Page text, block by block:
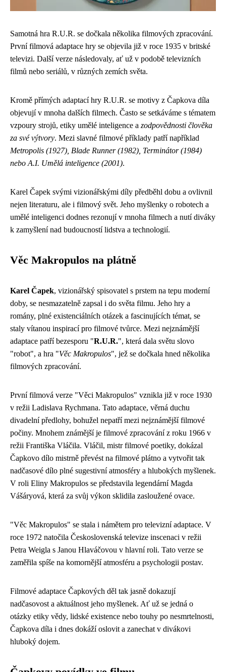
Samotná hra R.U.R. se dočkala několika filmových zpracování.
První filmová adaptace hry se objevila již v roce 1935 v britské
televizi. Další verze následovaly, ať už v podobě televizních
filmů nebo seriálů, v různých zemích světa.
Kromě přímých adaptací hry R.U.R. se motivy z Čapkova díla
objevují v mnoha dalších filmech. Často se setkáváme s tématem
vzpoury strojů, etiky umělé inteligence a zodpovědnosti člověka
za své výtvory. Mezi slavné filmové příklady patří například
Metropolis (1927), Blade Runner (1982), Terminátor (1984)
nebo A.I. Umělá inteligence (2001).
Karel Čapek svými vizionářskými díly předběhl dobu a ovlivnil
nejen literaturu, ale i filmový svět. Jeho myšlenky o robotech a
umělé inteligenci dodnes rezonují v mnoha filmech a nutí diváky
k zamyšlení nad budoucností lidstva a technologií.
Věc Makropulos na plátně
Karel Čapek, vizionářský spisovatel s prstem na tepu moderní
doby, se nesmazatelně zapsal i do světa filmu. Jeho hry a
romány, plné existenciálních otázek a fascinujících témat, se
staly vítanou inspirací pro filmové tvůrce. Mezi nejznámější
adaptace patří bezesporu "R.U.R.", která dala světu slovo
"robot", a hra "Věc Makropulos", jež se dočkala hned několika
filmových zpracování.
První filmová verze "Věci Makropulos" vznikla již v roce 1930
v režii Ladislava Rychmana. Tato adaptace, věrná duchu
divadelní předlohy, bohužel nepatří mezi nejznámější filmové
počiny. Mnohem známější je filmové zpracování z roku 1966 v
režii Františka Vláčila. Vláčil, mistr filmové poetiky, dokázal
Čapkovo dílo mistrně převést na filmové plátno a vytvořit tak
nadčasové dílo plné sugestivní atmosféry a hlubokých myšlenek.
V roli Eliny Makropulos se představila legendární Magda
Vášáryová, která za svůj výkon sklidila zasloužené ovace.
"Věc Makropulos" se stala i námětem pro televizní adaptace. V
roce 1972 natočila Československá televize inscenaci v režii
Petra Weigla s Janou Hlaváčovou v hlavní roli. Tato verze se
zaměřila spíše na komornější atmosféru a psychologii postav.
Filmové adaptace Čapkových děl tak jasně dokazují
nadčasovost a aktuálnost jeho myšlenek. Ať už se jedná o
otázky etiky vědy, lidské existence nebo touhy po nesmrtelnosti,
Čapkova díla i dnes dokáží oslovit a zanechat v divákovi
hluboký dojem.